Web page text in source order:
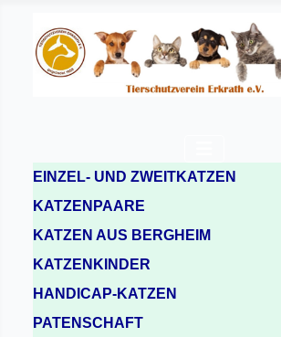
EINZEL- UND ZWEITKATZEN
KATZENPAARE
KATZEN AUS BERGHEIM
KATZENKINDER
HANDICAP-KATZEN
PATENSCHAFT